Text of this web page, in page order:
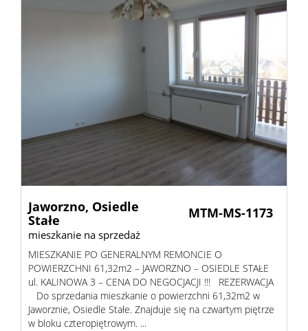
ofertę
Jaworzno, Osiedle
Stałe
mieszkanie na sprzedaż
MTM-MS-1173
MIESZKANIE PO GENERALNYM REMONCIE O
POWIERZCHNI 61,32m2 – JAWORZNO – OSIEDLE STAŁE
ul. KALINOWA 3 – CENA DO NEGOCJACJI !!! REZERWACJA
Do sprzedania mieszkanie o powierzchni 61,32m2 w
Jaworznie, Osiedle Stałe. Znajduje się na czwartym piętrze
w bloku czteropiętrowym. ...